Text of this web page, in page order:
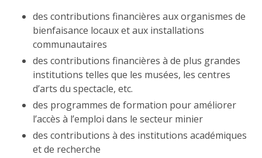
des contributions financières aux organismes de
bienfaisance locaux et aux installations
communautaires
des contributions financières à de plus grandes
institutions telles que les musées, les centres
d’arts du spectacle, etc.
des programmes de formation pour améliorer
l’accès à l’emploi dans le secteur minier
des contributions à des institutions académiques
et de recherche